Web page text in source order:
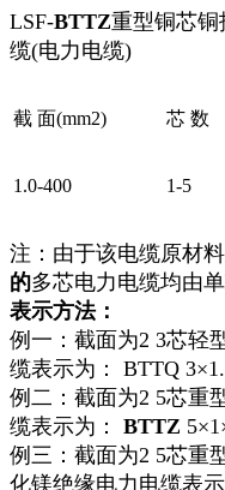
LSF-BTTZ重型铜芯
缆(电力电缆)
截 面(mm2) 芯 数
1.0-400 1-5
注：由于该电缆原材
的多芯电力电缆均由单
表示方法：
例一：截面为2 3芯轻
缆表示为： BTTQ
例二：截面为2 5芯重
缆表示为： BTTZ
例三：截面为2 5芯重
化镁绝缘电力电缆表